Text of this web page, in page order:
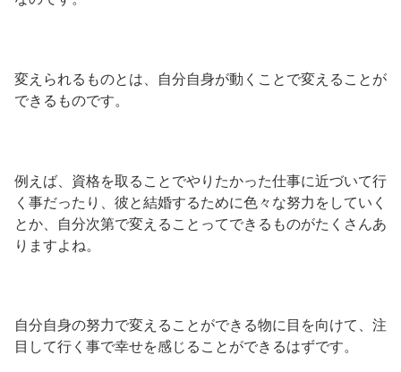
変えられるものとは、自分自身が動くことで変えることが
できるものです。
例えば、資格を取ることでやりたかった仕事に近づいて行
く事だったり、彼と結婚するために色々な努力をしていく
とか、自分次第で変えることってできるものがたくさんあ
りますよね。
自分自身の努力で変えることができる物に目を向けて、注
目して行く事で幸せを感じることができるはずです。